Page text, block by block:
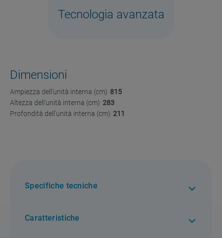
Tecnologia avanzata
Dimensioni
Ampiezza dell'unità interna (cm) 815
Altezza dell'unità interna (cm) 283
Profondità dell'unità interna (cm) 211
Specifiche tecniche
Caratteristiche